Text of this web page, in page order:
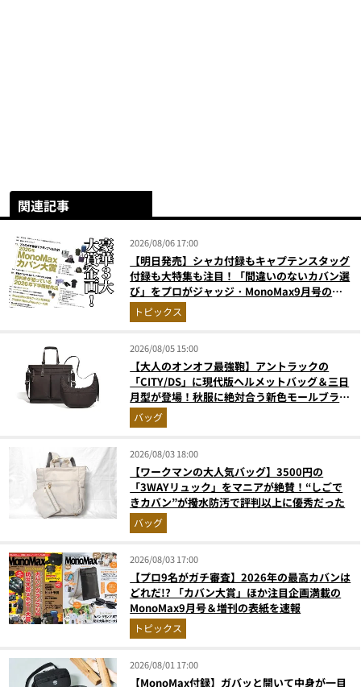
関連記事
2026/08/06 17:00
【明日発売】シャカ付録もキャプテンスタッグ
付録も大特集も注目！「間違いのないカバン選
び」をプロがジャッジ・MonoMax9月号の目
次を公開
トピックス
2026/08/05 15:00
【大人のオンオフ最強鞄】アントラックの
「CITY/DS」に現代版ヘルメットバッグ＆三日
月型が登場！秋服に絶対合う新色モールブラウ
ンが傑作
バッグ
2026/08/03 18:00
【ワークマンの大人気バッグ】3500円の
「3WAYリュック」をマニアが絶賛！“しごで
きカバン”が撥水防汚で評判以上に優秀だった
バッグ
2026/08/03 17:00
【プロ9名がガチ審査】2026年の最高カバンは
どれだ!? 「カバン大賞」ほか注目企画満載の
MonoMax9月号＆増刊の表紙を速報
トピックス
2026/08/01 17:00
【MonoMax付録】ガバッと開いて中身が一目